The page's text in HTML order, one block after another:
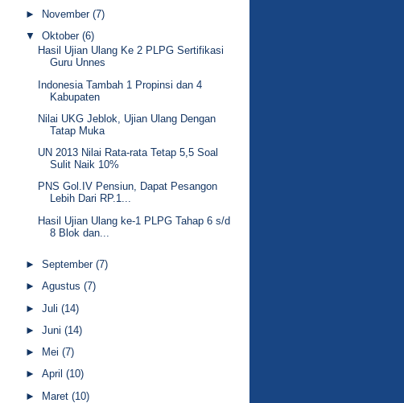
►
November (7)
▼
Oktober (6)
Hasil Ujian Ulang Ke 2 PLPG Sertifikasi
Guru Unnes
Indonesia Tambah 1 Propinsi dan 4
Kabupaten
Nilai UKG Jeblok, Ujian Ulang Dengan
Tatap Muka
UN 2013 Nilai Rata-rata Tetap 5,5 Soal
Sulit Naik 10%
PNS Gol.IV Pensiun, Dapat Pesangon
Lebih Dari RP.1...
Hasil Ujian Ulang ke-1 PLPG Tahap 6 s/d
8 Blok dan...
► September (7)
► Agustus (7)
► Juli (14)
► Juni (14)
►
Mei (7)
► April (10)
► Maret (10)